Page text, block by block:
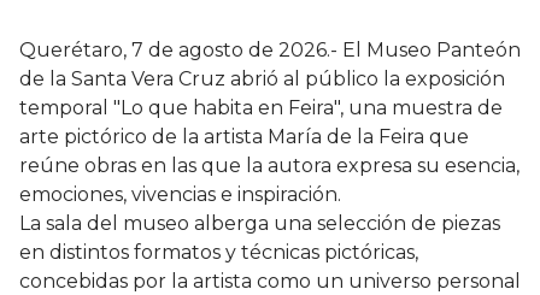
Querétaro, 7 de agosto de 2026.- El Museo Panteón
de la Santa Vera Cruz abrió al público la exposición
temporal "Lo que habita en Feira", una muestra de
arte pictórico de la artista María de la Feira que
reúne obras en las que la autora expresa su esencia,
emociones, vivencias e inspiración.
La sala del museo alberga una selección de piezas
en distintos formatos y técnicas pictóricas,
concebidas por la artista como un universo personal